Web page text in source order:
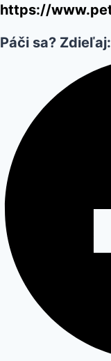
https://
Páči sa? Zdieľaj: